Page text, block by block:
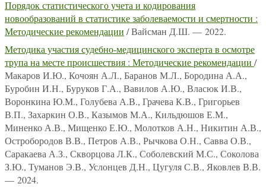
Порядок статистического учета и кодирования
новообразований в статистике заболеваемости и смертности :
Методические рекомендации / Вайсман Д.Ш. — 2022.
Методика участия судебно-медицинского эксперта в осмотре
трупа на месте происшествия : Методические рекомендации /
Макаров И.Ю., Кочоян А.Л., Баранов М.Л., Бородина А.А.,
Буробин И.Н., Буруков Г.А., Вавилов А.Ю., Власюк И.В.,
Воронкина Ю.М., Голубева А.В., Грачева К.В., Григорьев
В.П., Захаркин О.В., Казымов М.А., Кильдюшов Е.М.,
Миненко А.В., Мищенко Е.Ю., Молотков А.Н., Никитин А.В.,
Остробородов В.В., Петров А.В., Рычкова О.Н., Савва О.В.,
Саракаева А.З., Скворцова Л.К., Соболевский М.С., Соколова
З.Ю., Туманов Э.В., Услонцев Д.Н., Цугуля С.В., Яковлев В.В.
— 2024.